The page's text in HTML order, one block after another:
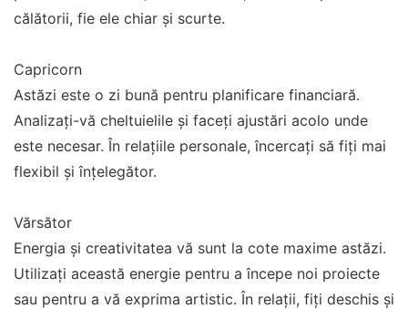
călătorii, fie ele chiar și scurte.
Capricorn
Astăzi este o zi bună pentru planificare financiară.
Analizați-vă cheltuielile și faceți ajustări acolo unde
este necesar. În relațiile personale, încercați să fiți mai
flexibil și înțelegător.
Vărsător
Energia și creativitatea vă sunt la cote maxime astăzi.
Utilizați această energie pentru a începe noi proiecte
sau pentru a vă exprima artistic. În relații, fiți deschis și